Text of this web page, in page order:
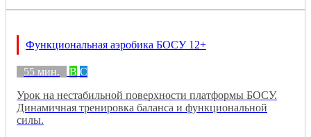
Функциональная аэробика БОСУ 12+
55 мин. B C
Урок на нестабильной поверхности платформы БОСУ.
Динамичная тренировка баланса и функциональной
силы.